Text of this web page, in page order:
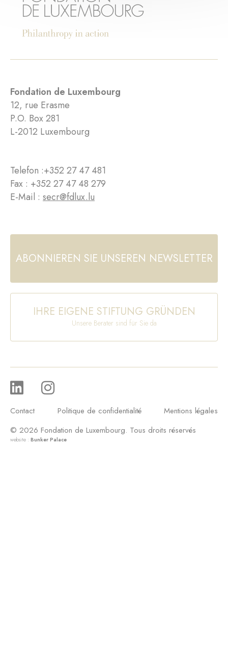
Fondation de Luxembourg
12, rue Erasme
P.O. Box 281
L-2012 Luxembourg
Telefon :+352 27 47 481
Fax : +352 27 47 48 279
E-Mail : secr@fdlux.lu
ABONNIEREN SIE UNSEREN NEWSLETTER
IHRE EIGENE STIFTUNG GRÜNDEN
Unsere Berater sind für Sie da
Contact Politique de confidentialité
Mentions légales
© 2026 Fondation de Luxembourg. Tous droits réservés
website : Bunker Palace